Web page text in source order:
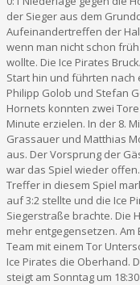
der Sieger aus dem
Aufeinandertreffen der
wenn man nicht schon
wollte. Die Ice Pirates
Start hin und führten nach
Philipp Golob und Stefan
Hornets konnten zwei
Minute erzielen. In der 8.
Grassauer und Matthias
aus. Der Vorsprung der
war das Spiel wieder
Treffer in diesem Spiel
auf 3:2 stellte und die Ice
Siegerstraße brachte. Die
mehr entgegensetzen.
Team mit einem Tor
Ice Pirates die Oberhand.
steigt am Sonntag um